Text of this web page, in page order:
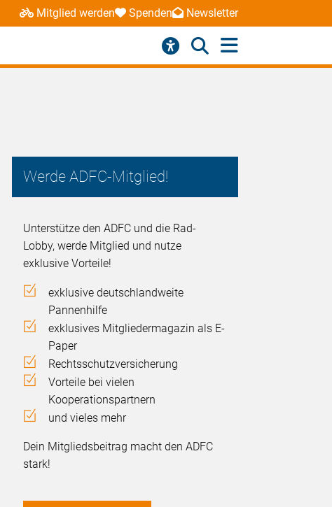
Mitglied werden Spenden Newsletter
Werde ADFC-Mitglied!
Unterstütze den ADFC und die Rad-
Lobby, werde Mitglied und nutze
exklusive Vorteile!
exklusive deutschlandweite
Pannenhilfe
exklusives Mitgliedermagazin als E-
Paper
Rechtsschutzversicherung
Vorteile bei vielen
Kooperationspartnern
und vieles mehr
Dein Mitgliedsbeitrag macht den ADFC
stark!